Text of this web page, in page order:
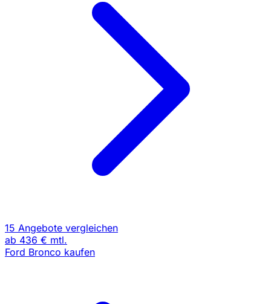
15 Angebote vergleichen
ab 436 € mtl.
Ford Bronco kaufen